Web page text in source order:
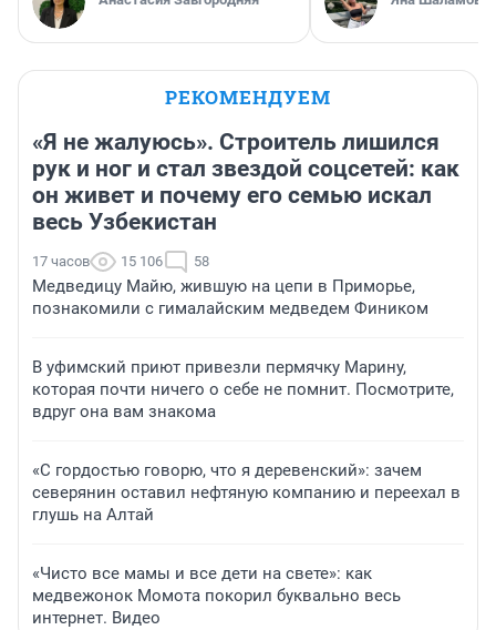
РЕКОМЕНДУЕМ
«Я не жалуюсь». Строитель лишился
рук и ног и стал звездой соцсетей: как
он живет и почему его семью искал
весь Узбекистан
17 часов 15 106 58
Медведицу Майю, жившую на цепи в Приморье,
познакомили с гималайским медведем Фиником
В уфимский приют привезли пермячку Марину,
которая почти ничего о себе не помнит. Посмотрите,
вдруг она вам знакома
«С гордостью говорю, что я деревенский»: зачем
северянин оставил нефтяную компанию и переехал в
глушь на Алтай
«Чисто все мамы и все дети на свете»: как
медвежонок Момота покорил буквально весь
интернет. Видео